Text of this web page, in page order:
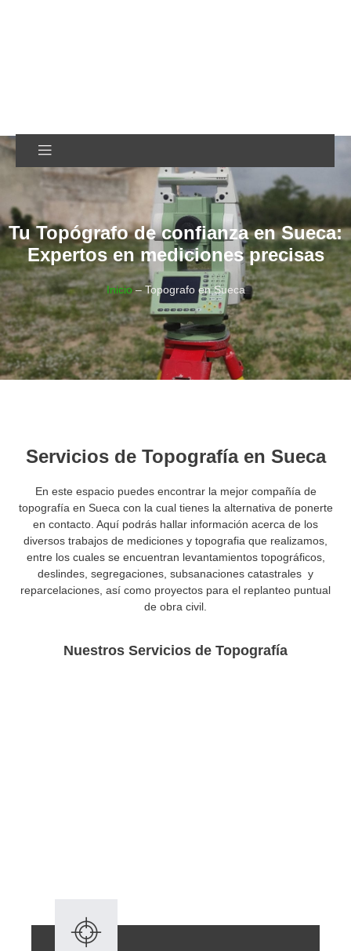
Tu Topógrafo de confianza en Sueca:
Expertos en mediciones precisas
Inicio–Topografo en Sueca
Servicios de Topografía en Sueca
En este espacio puedes encontrar la mejor compañía de
topografía en Sueca con la cual tienes la alternativa de ponerte
en contacto. Aquí podrás hallar información acerca de los
diversos trabajos de mediciones y topografia que realizamos,
entre los cuales se encuentran levantamientos topográficos,
deslindes, segregaciones, subsanaciones catastrales y
reparcelaciones, así como proyectos para el replanteo puntual
de obra civil.
Nuestros Servicios de Topografía